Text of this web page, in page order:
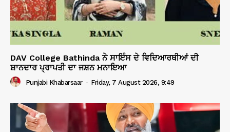
DAV College Bathinda ਨੇ ਸਾਇੰਸ ਦੇ ਵਿਦਿਆਰਥੀਆਂ ਦੀ
ਸ਼ਾਨਦਾਰ ਪ੍ਰਾਪਤੀ ਦਾ ਜਸ਼ਨ ਮਨਾਇਆ
Punjabi Khabarsaar - Friday, 7 August 2026, 9:49